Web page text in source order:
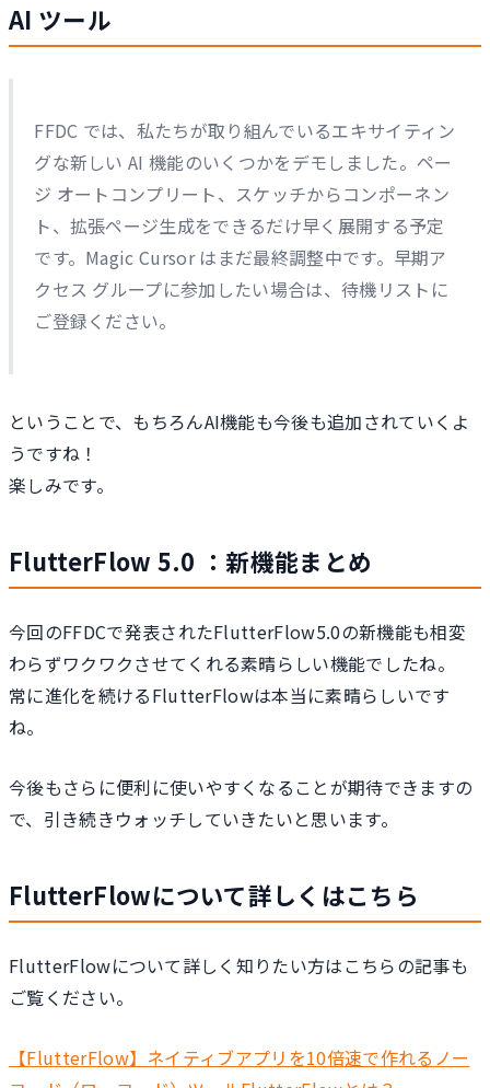
AI ツール
FFDC では、私たちが取り組んでいるエキサイティン
グな新しい AI 機能のいくつかをデモしました。ペー
ジ オートコンプリート、スケッチからコンポーネン
ト、拡張ページ生成をできるだけ早く展開する予定
です。Magic Cursor はまだ最終調整中です。早期ア
クセス グループに参加したい場合は、待機リストに
ご登録ください。
ということで、もちろんAI機能も今後も追加されていくよ
うですね！
楽しみです。
FlutterFlow 5.0 ：新機能まとめ
今回のFFDCで発表されたFlutterFlow5.0の新機能も相変
わらずワクワクさせてくれる素晴らしい機能でしたね。
常に進化を続けるFlutterFlowは本当に素晴らしいです
ね。
今後もさらに便利に使いやすくなることが期待できますの
で、引き続きウォッチしていきたいと思います。
FlutterFlowについて詳しくはこちら
FlutterFlowについて詳しく知りたい方はこちらの記事も
ご覧ください。
【FlutterFlow】ネイティブアプリを10倍速で作れるノー